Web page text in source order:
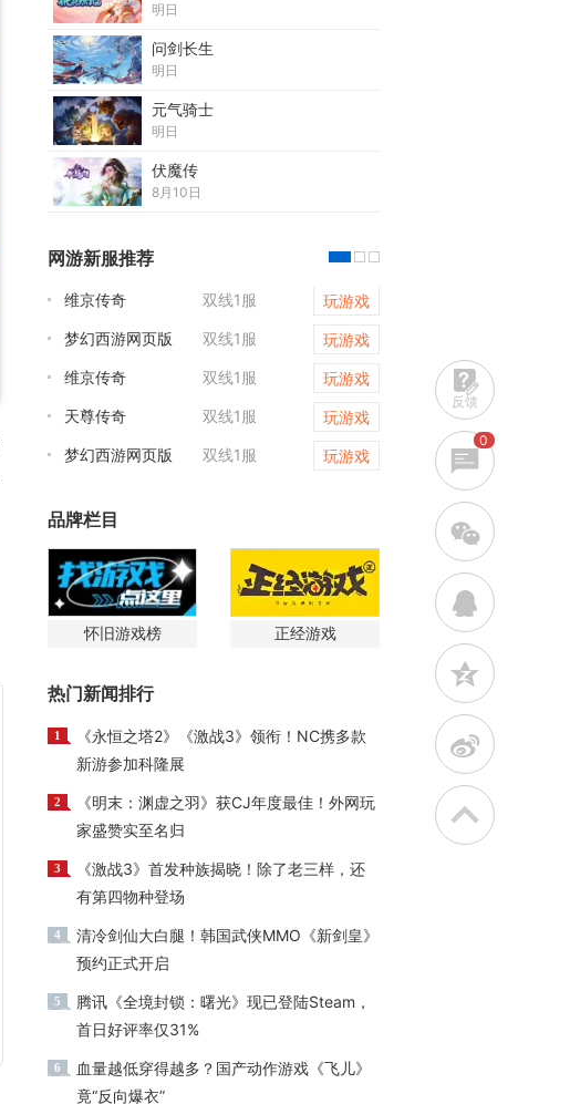
明日
问剑长生
明日
元气骑士
明日
伏魔传
8月10日
网游新服推荐
维京传奇 双线1服
玩游戏
梦幻西游网页版
双线1服
玩游戏
维京传奇
双线1服
玩游戏
天尊传奇
双线1服
玩游戏
梦幻西游网页版
双线1服 玩游戏
梦幻西游网页版
天尊传奇
维京传奇
品牌栏目
怀旧游戏榜 正经游戏
热门新闻排行
1
《永恒之塔2》《激战3》领衔！NC携多款
新游参加科隆展
2
《明末：渊虚之羽》获CJ年度最佳！外网玩
家盛赞实至名归
3
《激战3》首发种族揭晓！除了老三样，还
有第四物种登场
4
清冷剑仙大白腿！韩国武侠MMO《新剑皇》
预约正式开启
5
腾讯《全境封锁：曙光》现已登陆Steam，
首日好评率仅31%
6
血量越低穿得越多？国产动作游戏《飞儿》
竟“反向爆衣”
反馈
0
w
q
z
t